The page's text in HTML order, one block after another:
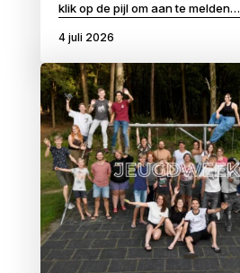
klik op de pijl om aan te melden…
4 juli 2026